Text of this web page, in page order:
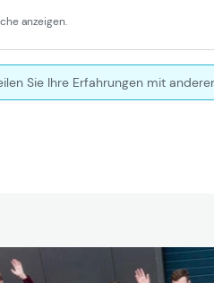
anzeigen.
Sie Ihre Erfahrungen mit